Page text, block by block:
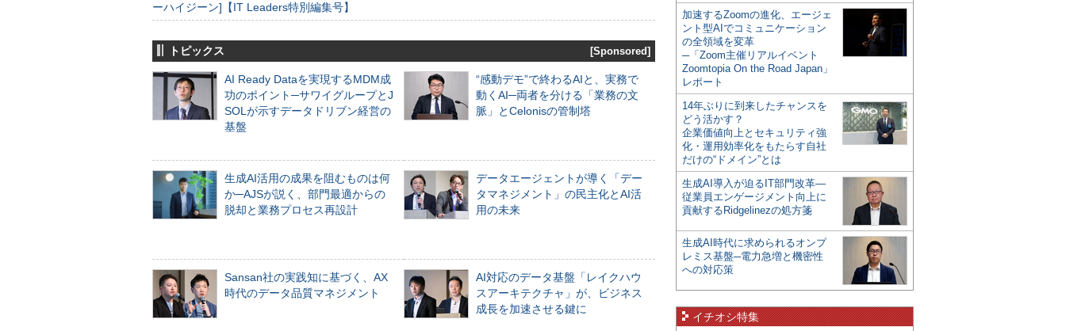
ーハイジーン]【IT Leaders特別編集号】
トピックス [Sponsored]
AI Ready Dataを実現するMDM成
功のポイント─サワイグループとJ
SOLが示すデータドリブン経営の
基盤
“感動デモ”で終わるAIと、実務で
動くAI─両者を分ける「業務の文
脈」とCelonisの管制塔
生成AI活用の成果を阻むものは何
か─AJSが説く、部門最適からの
脱却と業務プロセス再設計
データエージェントが導く「デー
タマネジメント」の民主化とAI活
用の未来
Sansan社の実践知に基づく、AX
時代のデータ品質マネジメント
AI対応のデータ基盤「レイクハウ
スアーキテクチャ」が、ビジネス
成長を加速させる鍵に
加速するZoomの進化、エージェ
ント型AIでコミュニケーション
の全領域を変革
─「Zoom主催リアルイベント
Zoomtopia On the Road Japan」
レポート
14年ぶりに到来したチャンスを
どう活かす？
企業価値向上とセキュリティ強
化・運用効率化をもたらす自社
だけの“ドメイン”とは
生成AI導入が迫るIT部門改革―
従業員エンゲージメント向上に
貢献するRidgelinezの処方箋
生成AI時代に求められるオンプ
レミス基盤─電力急増と機密性
への対応策
イチオシ特集